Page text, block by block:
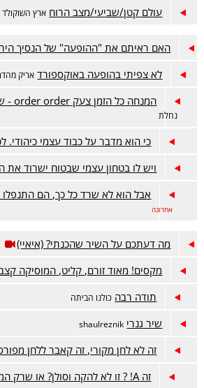
עולם קטן/שביעי/מצב הרוח ארץ השוקולד
האם ראיתם את "ההופעה" של הנסיך
לא צפיתי בהופעה באוקספורד אריק
המנחה כל הזמן צעק order order - שקט תפסיק תפסיק
נחלת
כי הוא מדבר על כבוד עצמי כיהודי.
ויש לו בטחון עצמי שבטוח ישרוד את
אבל הוא לא שרד כל כך, הם התנפלו
אחרונה
מה דעתכם על השיר שהכנתי? (איאיי)
מקסים! מאוד זורם, קליט, המוסיקה
תודה רבה כולנו הביתה
שיר גנרי shaulreznik
זה לא לחן מקורי, זה קאבר ללחן
זה A! ? זו לא להקה וסולן? או שרק המוסיקה AI?